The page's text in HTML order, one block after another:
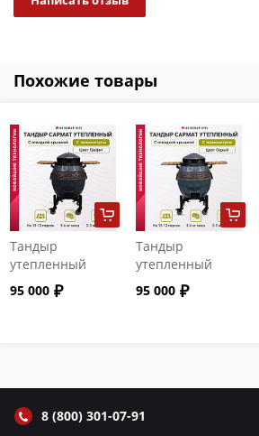
Похожие товары
Тандыр
утепленный
"Сармат" с
откидной
95 000
Тандыр
утепленный
"Сармат" с
откидной
95 000
8 (800) 301-07-91